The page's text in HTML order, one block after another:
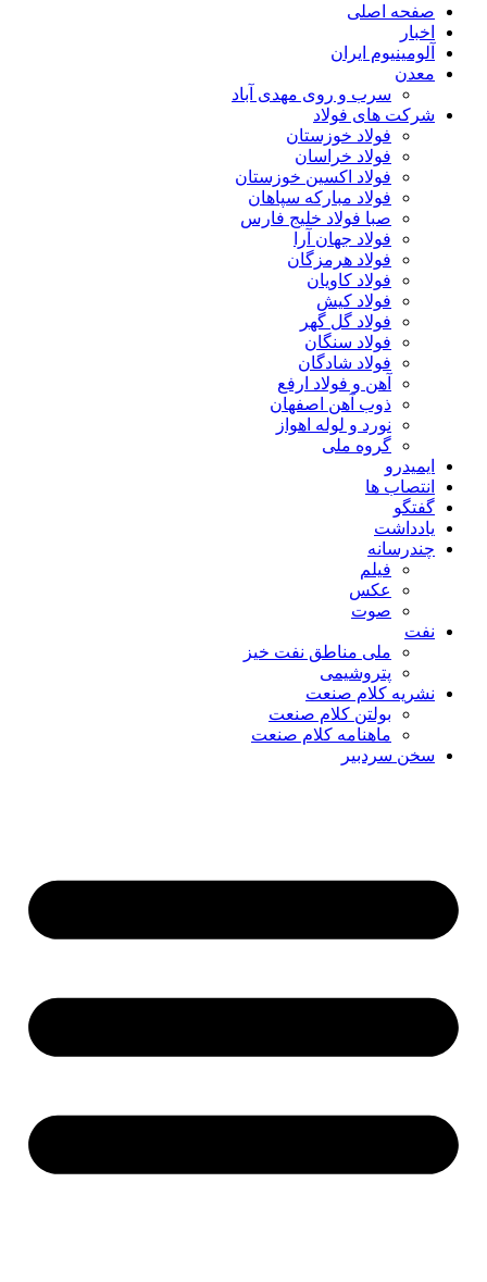
صفحه اصلی
اخبار
آلومینیوم ایران
معدن
سرب و روی مهدی آباد
شرکت های فولاد
فولاد خوزستان
فولاد خراسان
فولاد اکسین خوزستان
فولاد مبارکه سپاهان
صبا فولاد خلیج فارس
فولاد جهان آرا
فولاد هرمزگان
فولاد کاویان
فولاد کیش
فولاد گل گهر
فولاد سنگان
فولاد شادگان
آهن و فولاد ارفع
ذوب آهن اصفهان
نورد و لوله اهواز
گروه ملی
ایمیدرو
انتصاب ها
گفتگو
یادداشت
چندرسانه
فیلم
عکس
صوت
نفت
ملی مناطق نفت خیز
پتروشیمی
نشریه کلام صنعت
بولتن کلام صنعت
ماهنامه کلام صنعت
سخن سردبیر